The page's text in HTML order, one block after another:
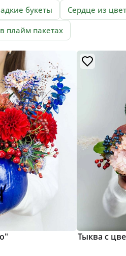
букеты
Сердце из
плайм пакетах
Тыква с